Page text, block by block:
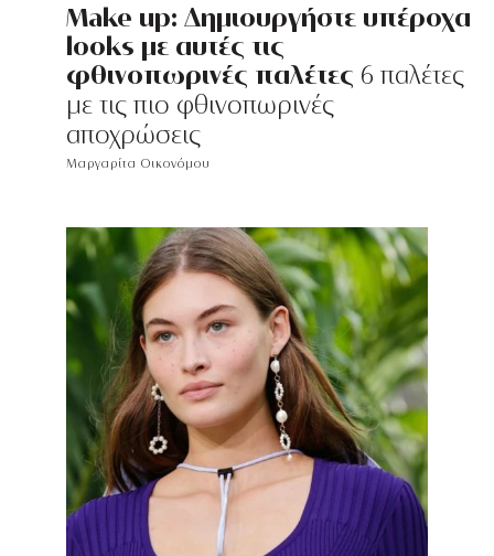
Make up: Δημιουργήστε υπέροχα
looks με αυτές τις
φθινοπωρινές παλέτες 6 παλέτες
με τις πιο φθινοπωρινές
αποχρώσεις
Μαργαρίτα Οικονόμου